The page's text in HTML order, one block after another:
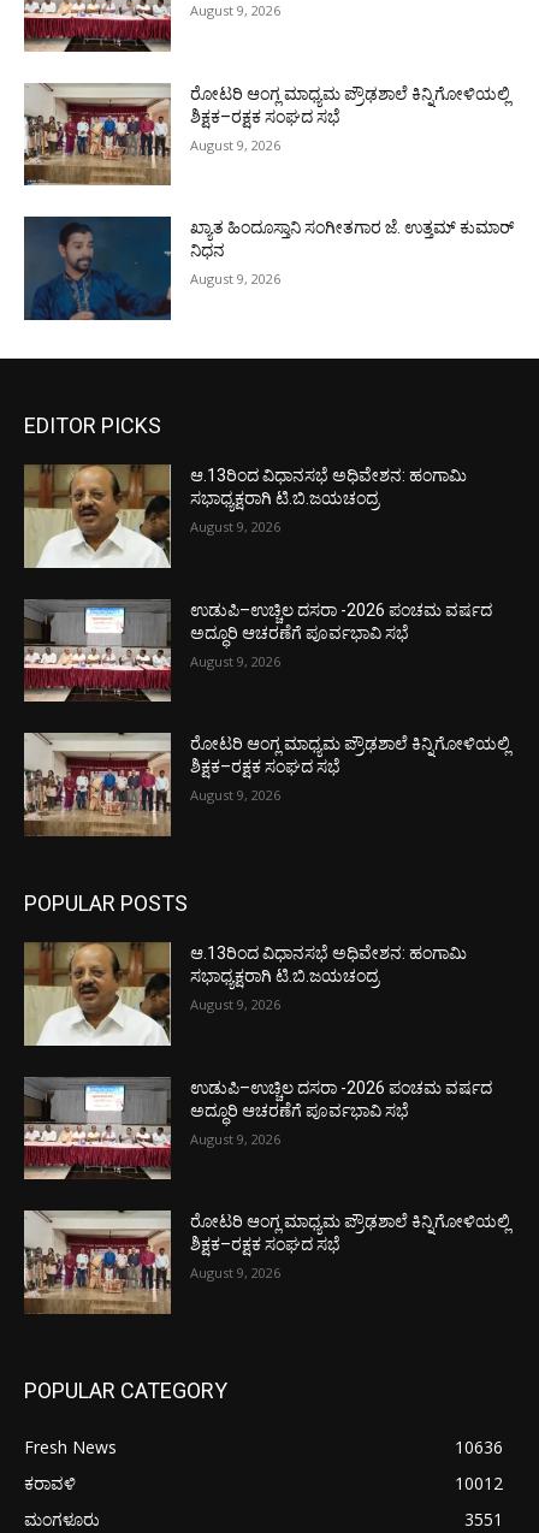
August 9, 2026
ರೋಟರಿ ಆಂಗ್ಲ ಮಾಧ್ಯಮ ಪ್ರೌಢಶಾಲೆ ಕಿನ್ನಿಗೋಳಿಯಲ್ಲಿ
ಶಿಕ್ಷಕ–ರಕ್ಷಕ ಸಂಘದ ಸಭೆ
August 9, 2026
ಖ್ಯಾತ ಹಿಂದೂಸ್ತಾನಿ ಸಂಗೀತಗಾರ ಜೆ. ಉತ್ತಮ್ ಕುಮಾರ್
ನಿಧನ
August 9, 2026
EDITOR PICKS
ಆ.13ರಿಂದ ವಿಧಾನಸಭೆ ಅಧಿವೇಶನ: ಹಂಗಾಮಿ
ಸಭಾಧ್ಯಕ್ಷರಾಗಿ ಟಿ.ಬಿ.ಜಯಚಂದ್ರ
August 9, 2026
ಉಡುಪಿ–ಉಚ್ಚಿಲ ದಸರಾ -2026 ಪಂಚಮ ವರ್ಷದ
ಅದ್ಧೂರಿ ಆಚರಣೆಗೆ ಪೂರ್ವಭಾವಿ ಸಭೆ
August 9, 2026
ರೋಟರಿ ಆಂಗ್ಲ ಮಾಧ್ಯಮ ಪ್ರೌಢಶಾಲೆ ಕಿನ್ನಿಗೋಳಿಯಲ್ಲಿ
ಶಿಕ್ಷಕ–ರಕ್ಷಕ ಸಂಘದ ಸಭೆ
August 9, 2026
POPULAR POSTS
ಆ.13ರಿಂದ ವಿಧಾನಸಭೆ ಅಧಿವೇಶನ: ಹಂಗಾಮಿ
ಸಭಾಧ್ಯಕ್ಷರಾಗಿ ಟಿ.ಬಿ.ಜಯಚಂದ್ರ
August 9, 2026
ಉಡುಪಿ–ಉಚ್ಚಿಲ ದಸರಾ -2026 ಪಂಚಮ ವರ್ಷದ
ಅದ್ಧೂರಿ ಆಚರಣೆಗೆ ಪೂರ್ವಭಾವಿ ಸಭೆ
August 9, 2026
ರೋಟರಿ ಆಂಗ್ಲ ಮಾಧ್ಯಮ ಪ್ರೌಢಶಾಲೆ ಕಿನ್ನಿಗೋಳಿಯಲ್ಲಿ
ಶಿಕ್ಷಕ–ರಕ್ಷಕ ಸಂಘದ ಸಭೆ
August 9, 2026
POPULAR CATEGORY
Fresh News
10636
ಕರಾವಳಿ
10012
ಮಂಗಳೂರು
3551